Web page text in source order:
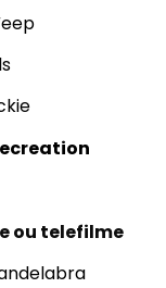
ou telefilme